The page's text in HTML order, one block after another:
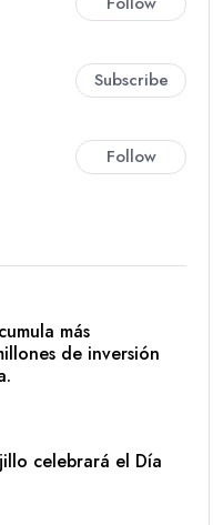
Subscribe
Follow
más
de inversión
celebrará el Día